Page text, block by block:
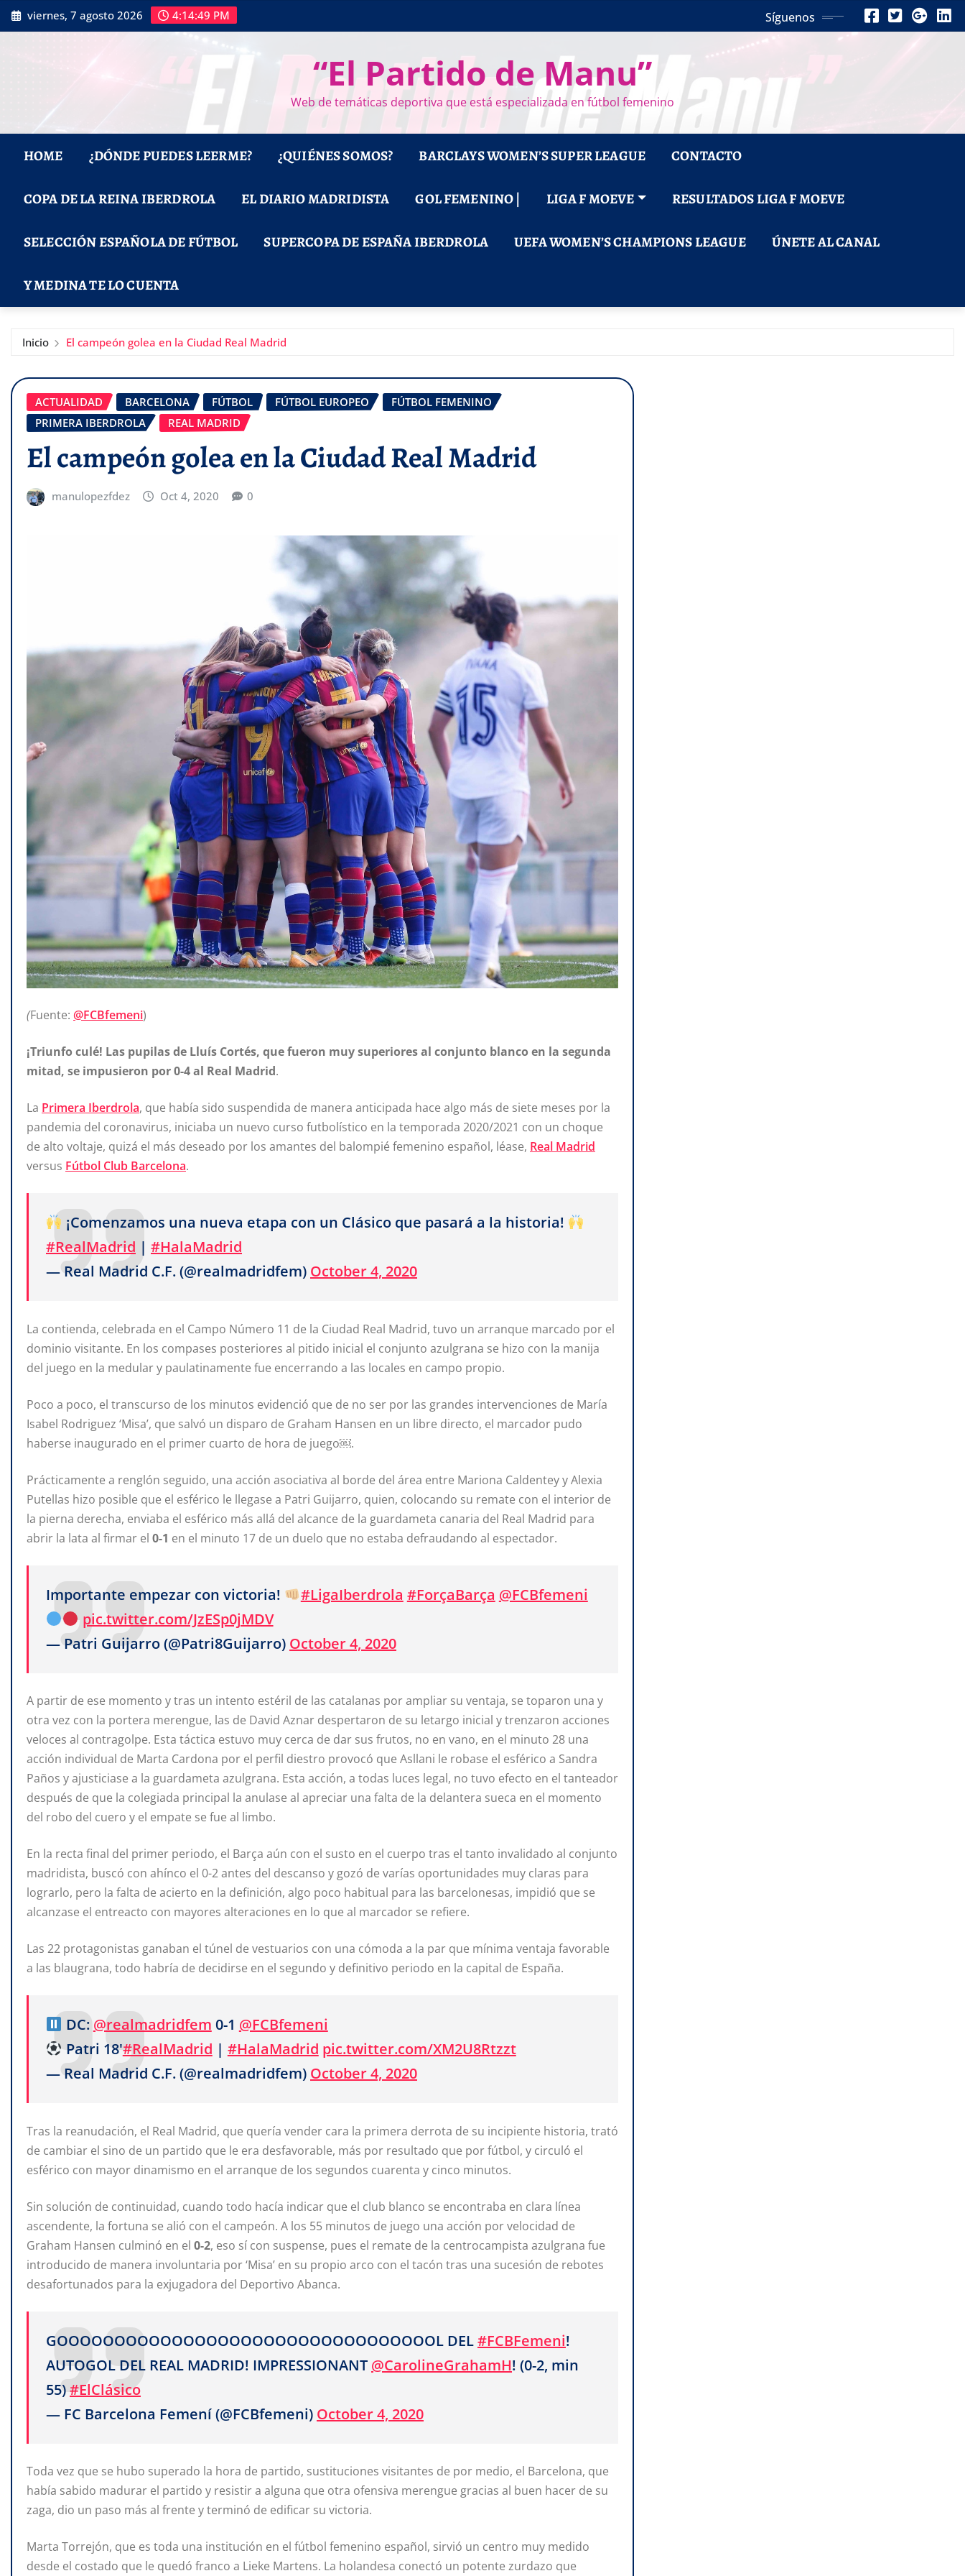
Saltar
al
viernes, 7 agosto 2026 4:14:50 PM Síguenos
“El Partido de Manu”
Web de temáticas deportiva que está especializada en fútbol femenino
HOME ¿DÓNDE PUEDES LEERME? ¿QUIÉNES SOMOS? BARCLAYS WOMEN’S SUPER LEAGUE CONTACTO
COPA DE LA REINA IBERDROLA EL DIARIO MADRIDISTA GOL FEMENINO | LIGA F MOEVE RESULTADOS LIGA F MOEVE
SELECCIÓN ESPAÑOLA DE FÚTBOL SUPERCOPA DE ESPAÑA IBERDROLA UEFA WOMEN’S CHAMPIONS LEAGUE ÚNETE AL CANAL
Y MEDINA TE LO CUENTA
Inicio El campeón golea en la Ciudad Real Madrid
ACTUALIDAD BARCELONA FÚTBOL FÚTBOL EUROPEO
FÚTBOL FEMENINO
PRIMERA IBERDROLA
REAL MADRID
El campeón golea en la Ciudad Real Madrid
manulopezfdez Oct 4, 2020 0
(Fuente: @FCBfemeni)
¡Triunfo culé! Las pupilas de Lluís Cortés, que fueron muy superiores al conjunto blanco en la segunda
mitad, se impusieron por 0-4 al Real Madrid.
La Primera Iberdrola, que había sido suspendida de manera anticipada hace algo más de siete meses por la
pandemia del coronavirus, iniciaba un nuevo curso futbolístico en la temporada 2020/2021 con un choque
de alto voltaje, quizá el más deseado por los amantes del balompié femenino español, léase, Real Madrid
versus Fútbol Club Barcelona.
¡Comenzamos una nueva etapa con un Clásico que pasará a la historia!
#RealMadrid | #HalaMadrid
— Real Madrid C.F. (@realmadridfem) October 4, 2020
La contienda, celebrada en el Campo Número 11 de la Ciudad Real Madrid, tuvo un arranque marcado por el
dominio visitante. En los compases posteriores al pitido inicial el conjunto azulgrana se hizo con la manija
del juego en la medular y paulatinamente fue encerrando a las locales en campo propio.
Poco a poco, el transcurso de los minutos evidenció que de no ser por las grandes intervenciones de María
Isabel Rodriguez ‘Misa’, que salvó un disparo de Graham Hansen en un libre directo, el marcador pudo
haberse inaugurado en el primer cuarto de hora de juego￼.
Prácticamente a renglón seguido, una acción asociativa al borde del área entre Mariona Caldentey y Alexia
Putellas hizo posible que el esférico le llegase a Patri Guijarro, quien, colocando su remate con el interior de
la pierna derecha, enviaba el esférico más allá del alcance de la guardameta canaria del Real Madrid para
abrir la lata al firmar el 0-1 en el minuto 17 de un duelo que no estaba defraudando al espectador.
Importante empezar con victoria! #LigaIberdrola #ForçaBarça @FCBfemeni
pic.twitter.com/JzESp0jMDV
— Patri Guijarro (@Patri8Guijarro) October 4, 2020
A partir de ese momento y tras un intento estéril de las catalanas por ampliar su ventaja, se toparon una y
otra vez con la portera merengue, las de David Aznar despertaron de su letargo inicial y trenzaron acciones
veloces al contragolpe. Esta táctica estuvo muy cerca de dar sus frutos, no en vano, en el minuto 28 una
acción individual de Marta Cardona por el perfil diestro provocó que Asllani le robase el esférico a Sandra
Paños y ajusticiase a la guardameta azulgrana. Esta acción, a todas luces legal, no tuvo efecto en el tanteador
después de que la colegiada principal la anulase al apreciar una falta de la delantera sueca en el momento
del robo del cuero y el empate se fue al limbo.
En la recta final del primer periodo, el Barça aún con el susto en el cuerpo tras el tanto invalidado al conjunto
madridista, buscó con ahínco el 0-2 antes del descanso y gozó de varías oportunidades muy claras para
lograrlo, pero la falta de acierto en la definición, algo poco habitual para las barcelonesas, impidió que se
alcanzase el entreacto con mayores alteraciones en lo que al marcador se refiere.
Las 22 protagonistas ganaban el túnel de vestuarios con una cómoda a la par que mínima ventaja favorable
a las blaugrana, todo habría de decidirse en el segundo y definitivo periodo en la capital de España.
DC: @realmadridfem 0-1 @FCBfemeni
Patri 18'#RealMadrid | #HalaMadrid pic.twitter.com/XM2U8Rtzzt
— Real Madrid C.F. (@realmadridfem) October 4, 2020
Tras la reanudación, el Real Madrid, que quería vender cara la primera derrota de su incipiente historia, trató
de cambiar el sino de un partido que le era desfavorable, más por resultado que por fútbol, y circuló el
esférico con mayor dinamismo en el arranque de los segundos cuarenta y cinco minutos.
Sin solución de continuidad, cuando todo hacía indicar que el club blanco se encontraba en clara línea
ascendente, la fortuna se alió con el campeón. A los 55 minutos de juego una acción por velocidad de
Graham Hansen culminó en el 0-2, eso sí con suspense, pues el remate de la centrocampista azulgrana fue
introducido de manera involuntaria por ‘Misa’ en su propio arco con el tacón tras una sucesión de rebotes
desafortunados para la exjugadora del Deportivo Abanca.
GOOOOOOOOOOOOOOOOOOOOOOOOOOOOOOOOOL DEL#FCBFemeni!
AUTOGOL DEL REAL MADRID! IMPRESSIONANT @CarolineGrahamH! (0-2, min
55)#ElClásico
— FC Barcelona Femení (@FCBfemeni) October 4, 2020
Toda vez que se hubo superado la hora de partido, sustituciones visitantes de por medio, el Barcelona, que
había sabido madurar el partido y resistir a alguna que otra ofensiva merengue gracias al buen hacer de su
zaga, dio un paso más al frente y terminó de edificar su victoria.
Marta Torrejón, que es toda una institución en el fútbol femenino español, sirvió un centro muy medido
desde el costado que le quedó franco a Lieke Martens. La holandesa conectó un potente zurdazo que